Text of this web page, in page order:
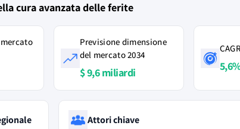
cura avanzata delle ferite
Previsione dimensione
del mercato 2034
$ 9,6 miliardi
Attori chiave